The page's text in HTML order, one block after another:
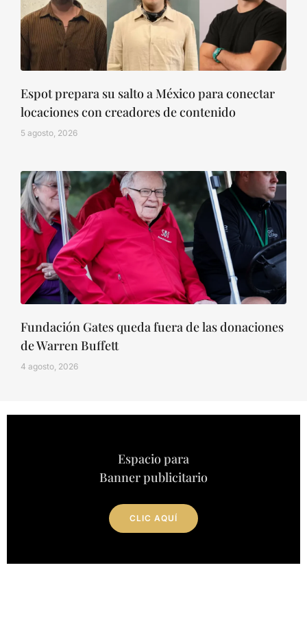
Espot prepara su salto a México para conectar
locaciones con creadores de contenido
5 agosto, 2026
Fundación Gates queda fuera de las donaciones
de Warren Buffett
4 agosto, 2026
Espacio para
Banner publicitario
CLIC AQUÍ